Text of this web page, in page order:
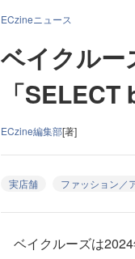
ECzineニュース
ベイクルー
「
ECzine編集部[著]
実店舗 ファッション／
ベイクルーズは